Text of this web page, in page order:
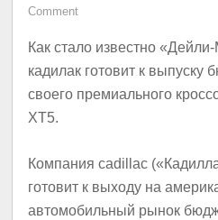
Comment
Как стало известно
кадилак готовит к выпуску
своего премиального
XT5.
Компания cadillac
готовит к выходу на
автомобильный рынок